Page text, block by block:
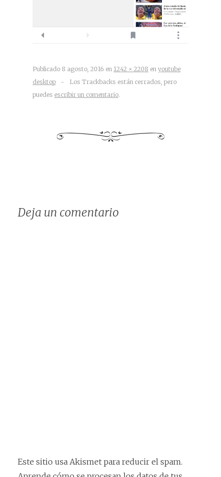
Publicado 8 agosto, 2016 en 1242 × 2208 en youtube
desktop
~
Los Trackbacks están cerrados, pero
puedes escribir un comentario.
Deja un comentario
Este sitio usa Akismet para reducir el spam.